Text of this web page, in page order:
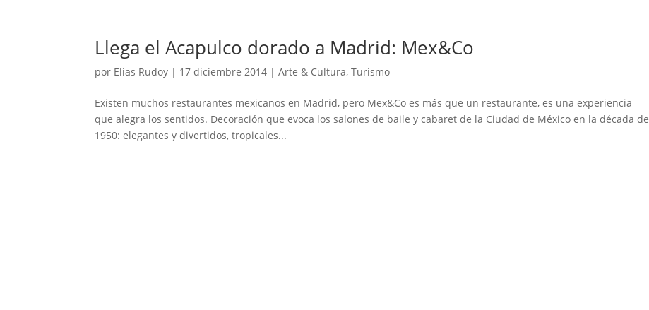
Llega el Acapulco dorado a Madrid: Mex&Co
por Elias Rudoy | 17 diciembre 2014 |Arte & Cultura,Turismo
Existen muchos restaurantes mexicanos en Madrid, pero Mex&Co es más que un restaurante, es una experiencia
que alegra los sentidos. Decoración que evoca los salones de baile y cabaret de la Ciudad de México en la década de
1950: elegantes y divertidos, tropicales...